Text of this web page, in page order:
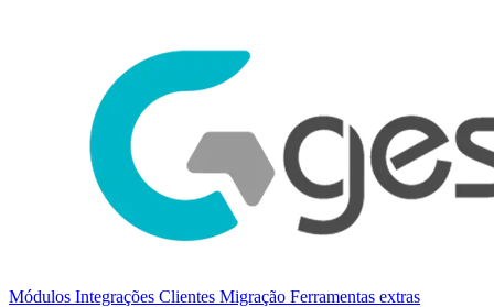
Módulos Integrações Clientes Migração Ferramentas extras